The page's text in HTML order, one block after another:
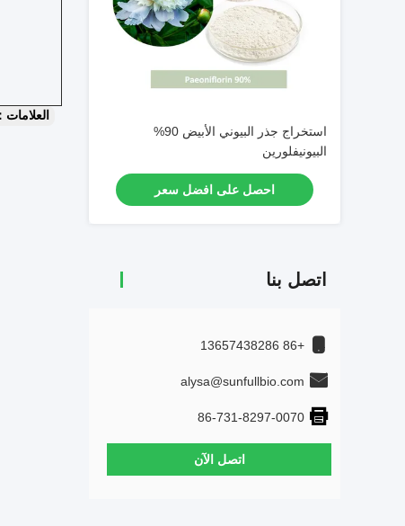
استخراج جذر البيوني الأبيض 90%
البيونيفلورين
احصل على افضل سعر
اتصل بنا
+86 13657438286
alysa@sunfullbio.com
86-731-8297-0070
اتصل الآن
العلامات：